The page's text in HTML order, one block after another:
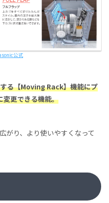
公式
る【Moving Rack】機能にプ
変更できる機能。
がり、より使いやすくなって